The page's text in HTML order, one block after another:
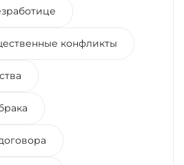
конфликты